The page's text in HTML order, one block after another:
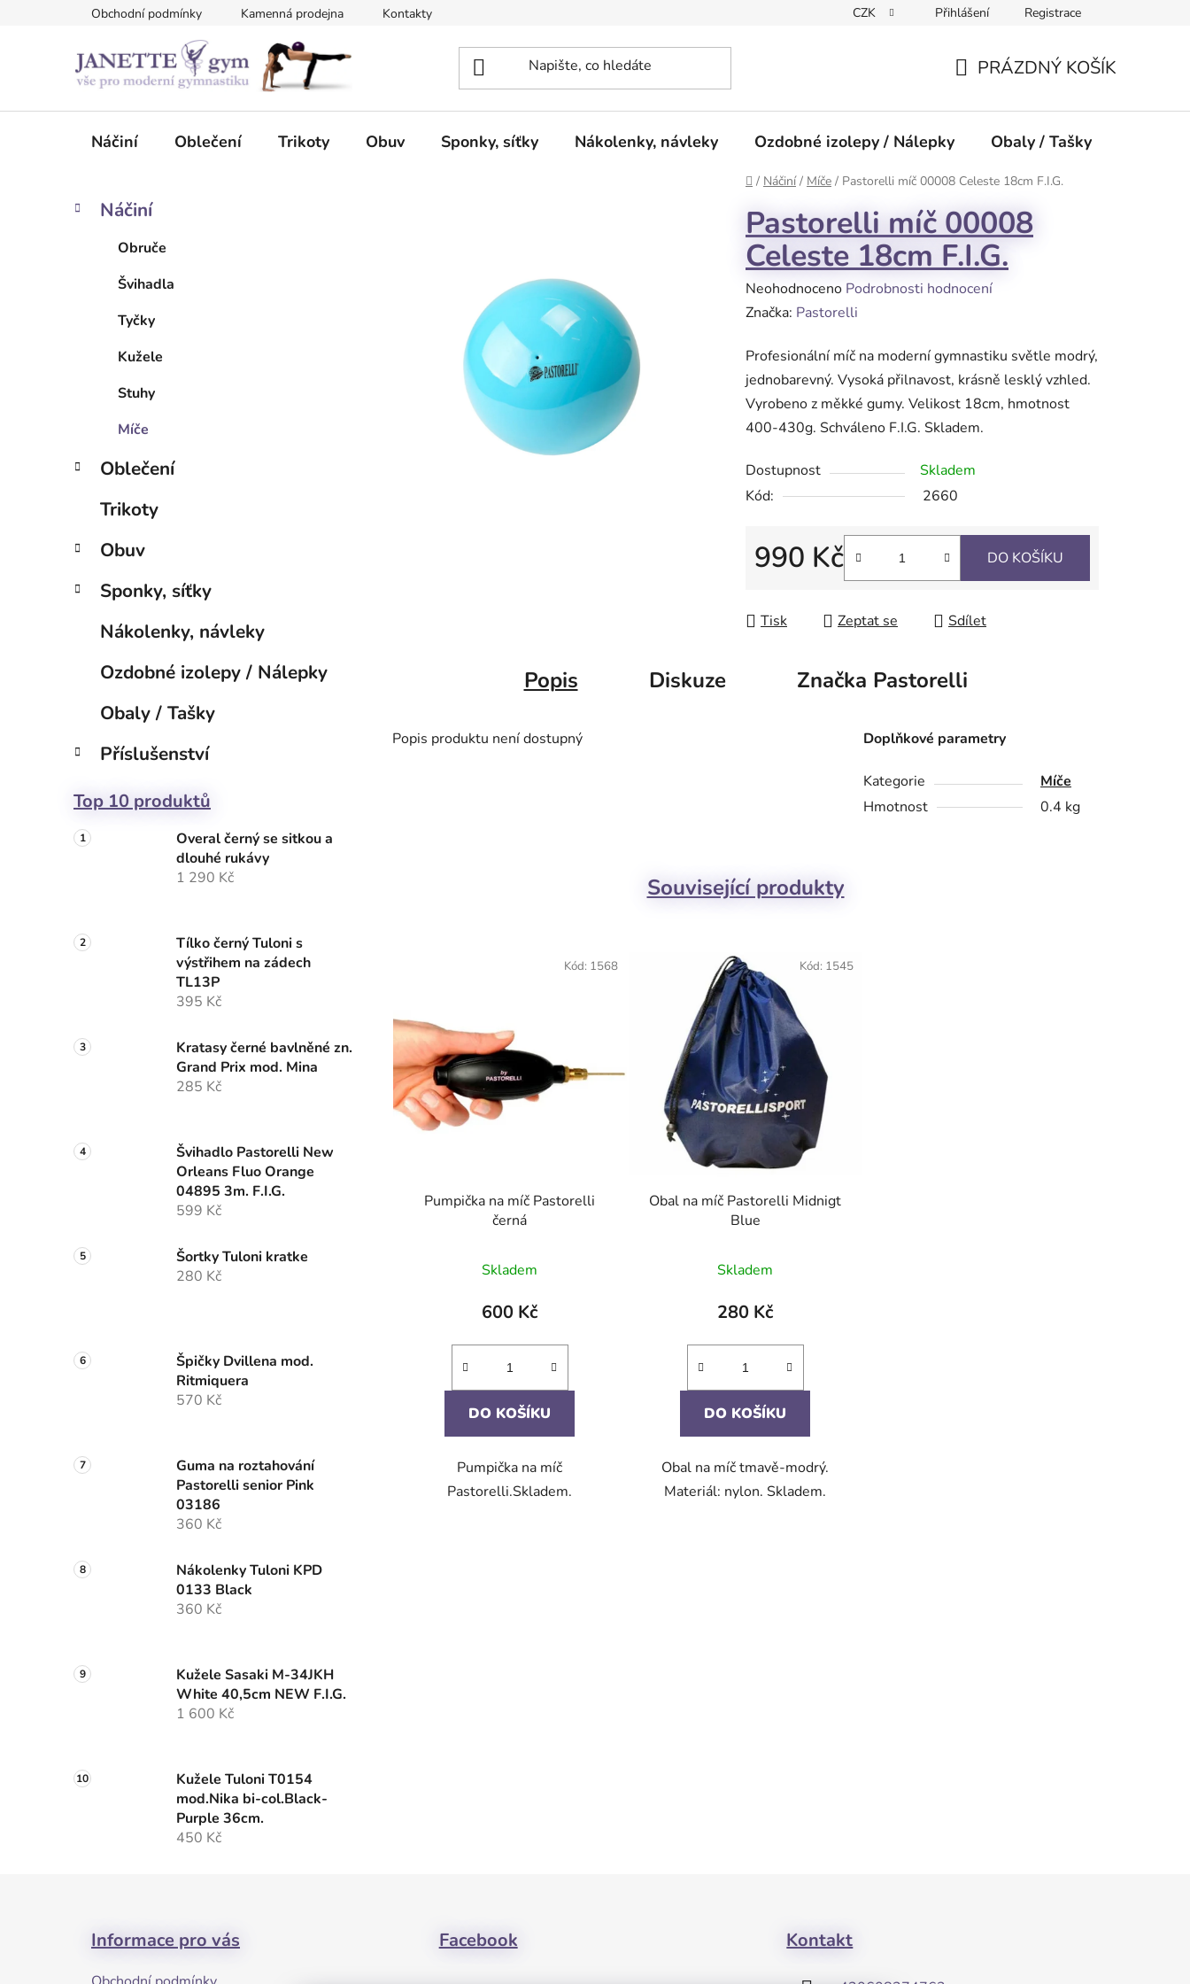
Obchodní podmínky Kamenná prodejna Kontakty CZK Přihlášení Registrace
KOŠÍK
PRÁZDNÝ KOŠÍK
Náčiní Oblečení Trikoty Obuv Sponky, síťky Nákolenky, návleky Ozdobné izolepy / Nálepky Obaly / Tašky
Domů
/ Náčiní / Míče / Pastorelli míč 00008 Celeste 18cm F.I.G.
P
e
Přeskočit
kategorie
K
a
Náčiní
Obruče
Švihadla
Tyčky
Kužele
Stuhy
Míče
Oblečení
Trikoty
Obuv
Sponky, síťky
Nákolenky, návleky
Ozdobné izolepy / Nálepky
Obaly / Tašky
Příslušenství
Top 10 produktů
Overal černý se sitkou a
dlouhé rukávy
1 290 Kč
Tílko černý Tuloni s
výstřihem na zádech
TL13P
395 Kč
Kratasy černé bavlněné zn.
Grand Prix mod. Mina
285 Kč
Švihadlo Pastorelli New
Orleans Fluo Orange
04895 3m. F.I.G.
599 Kč
Šortky Tuloni kratke
280 Kč
Špičky Dvillena mod.
Ritmiquera
570 Kč
Guma na roztahování
Pastorelli senior Pink
03186
360 Kč
Nákolenky Tuloni KPD
0133 Black
360 Kč
Kužele Sasaki M-34JKH
White 40,5cm NEW F.I.G.
1 600 Kč
Kužele Tuloni T0154
mod.Nika bi-col.Black-
Purple 36cm.
450 Kč
Pastorelli míč 00008
Celeste 18cm F.I.G.
Průměrné
hodnocení
je
0,0
z
5
Neohodnoceno Podrobnosti hodnocení
Značka: Pastorelli
Profesionální míč na moderní gymnastiku světle modrý,
jednobarevný. Vysoká přilnavost, krásně lesklý vzhled.
Vyrobeno z měkké gumy. Velikost 18cm, hmotnost
400-430g. Schváleno F.I.G. Skladem.
Dostupnost
Skladem
Kód:
2660
990 Kč DO KOŠÍKU
Tisk Zeptat se Sdílet
Popis Diskuze Značka Pastorelli
Popis produktu není dostupný Doplňkové parametry
Kategorie
Míče
Hmotnost
0.4 kg
Související produkty
Pumpička na míč Pastorelli
černá
Skladem
600 Kč
DO KOŠÍKU
Pumpička na míč
Pastorelli.Skladem.
Kód: 1568
Obal na míč Pastorelli Midnigt
Blue
Skladem
280 Kč
DO KOŠÍKU
Obal na míč tmavě-modrý.
Materiál: nylon. Skladem.
Kód: 1545
Informace pro vás Facebook Kontakt